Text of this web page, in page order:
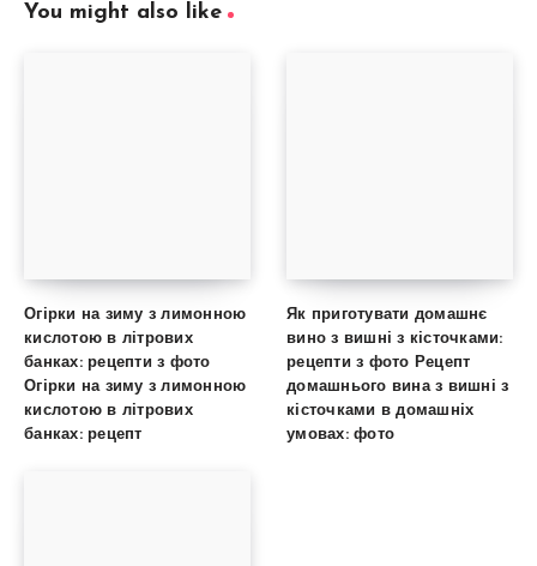
You might also like
Огірки на зиму з лимонною
кислотою в літрових
банках: рецепти з фото
Огірки на зиму з лимонною
кислотою в літрових
банках: рецепт
Як приготувати домашнє
вино з вишні з кісточками:
рецепти з фото Рецепт
домашнього вина з вишні з
кісточками в домашніх
умовах: фото